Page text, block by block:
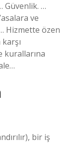
Güvenlik. …
ve
Hizmette özen
kurallarına
bir iş